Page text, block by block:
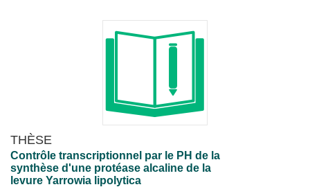
THÈSE
Contrôle transcriptionnel par le PH de la
synthèse d'une protéase alcaline de la
levure Yarrowia lipolytica